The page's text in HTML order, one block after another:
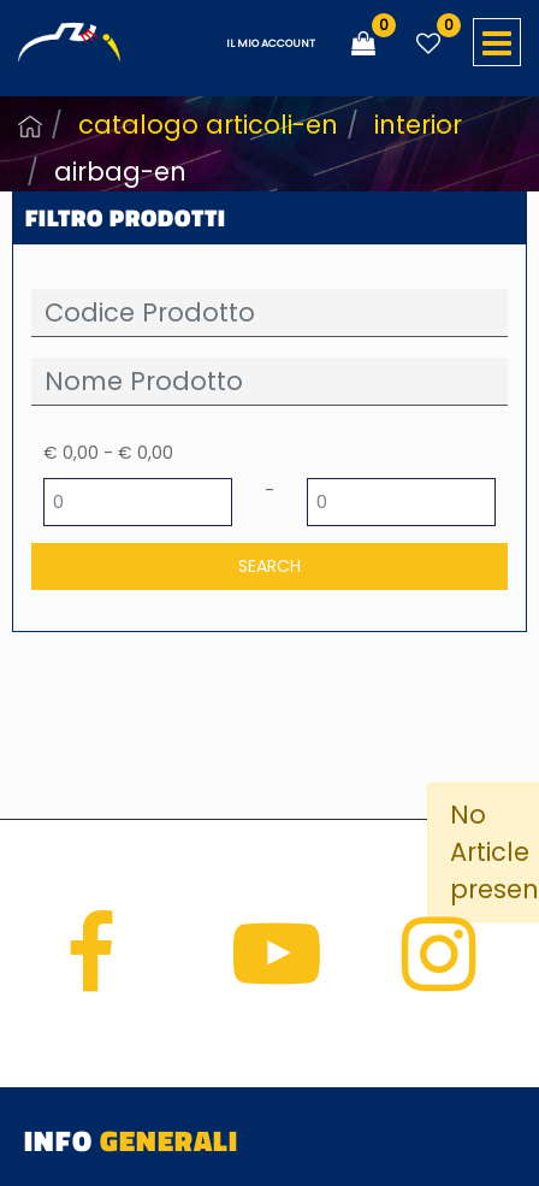
IL MIO ACCOUNT
0 0
catalogo articoli-en
interior
airbag-en
FILTRO PRODOTTI
€ 0,00 - € 0,00
-
No
Article
INFOGENERALI